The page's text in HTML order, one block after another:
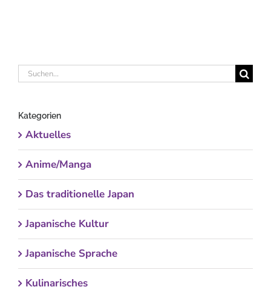
Suche
Kategorien
Aktuelles
Anime/Manga
Das traditionelle Japan
Japanische Kultur
Japanische Sprache
Kulinarisches